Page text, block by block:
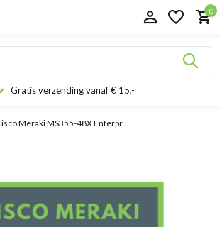
0
Gratis verzending vanaf € 15,-
Meraki MS355-48X Enterpr...